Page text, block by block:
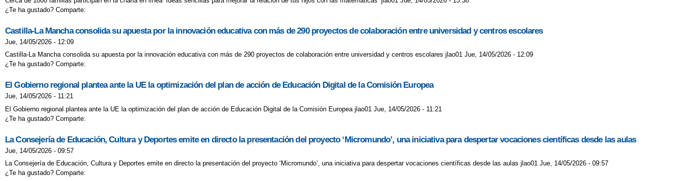
¿Te ha gustado? Comparte:
Castilla-La Mancha consolida su apuesta por la innovación educativa con más de 290 proyectos de colaboración entre universidad y centros escolares
Jue, 14/05/2026 - 12:09
Castilla-La Mancha consolida su apuesta por la innovación educativa con más de 290 proyectos de colaboración entre universidad y centros escolares jlao01 Jue, 14/05/2026 - 12:09
¿Te ha gustado? Comparte:
El Gobierno regional plantea ante la UE la optimización del plan de acción de Educación Digital de la Comisión Europea
Jue, 14/05/2026 - 11:21
El Gobierno regional plantea ante la UE la optimización del plan de acción de Educación Digital de la Comisión Europea jlao01 Jue, 14/05/2026 - 11:21
¿Te ha gustado? Comparte:
La Consejería de Educación, Cultura y Deportes emite en directo la presentación del proyecto ‘Micromundo’, una iniciativa para despertar vocaciones científicas desde las aulas
Jue, 14/05/2026 - 09:57
La Consejería de Educación, Cultura y Deportes emite en directo la presentación del proyecto ‘Micromundo’, una iniciativa para despertar vocaciones científicas desde las aulas jlao01 Jue, 14/05/2026 - 09:57
¿Te ha gustado? Comparte: